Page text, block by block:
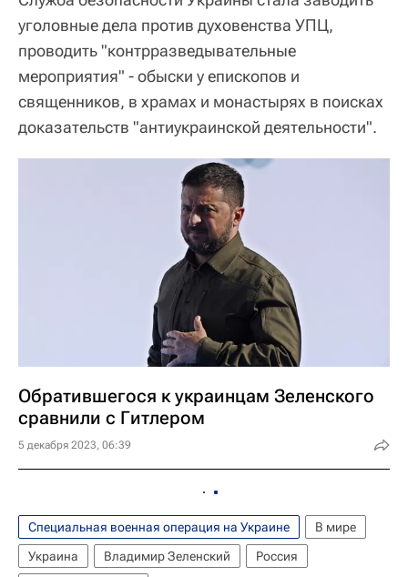
уголовные дела против духовенства УПЦ,
проводить "контрразведывательные
мероприятия" - обыски у епископов и
священников, в храмах и монастырях в поисках
доказательств "антиукраинской деятельности".
Обратившегося к украинцам Зеленского
сравнили с Гитлером
5 декабря 2023, 06:39
Специальная военная операция на Украине
В мире
Украина
Владимир Зеленский
Россия